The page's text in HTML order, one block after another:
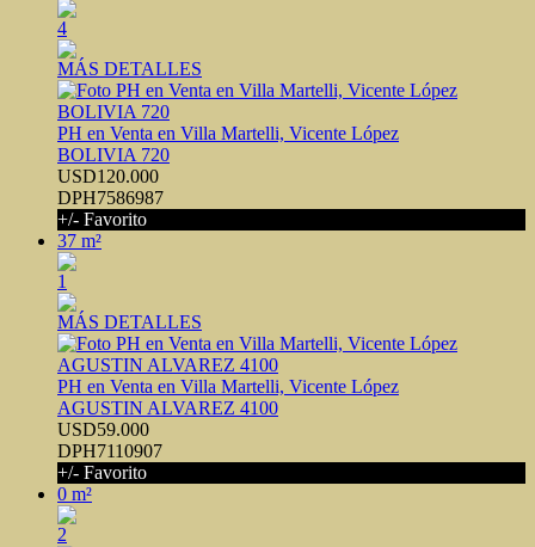
4
MÁS DETALLES
PH en Venta en Villa Martelli, Vicente López
BOLIVIA 720
USD120.000
DPH7586987
+/- Favorito
37 m²
1
MÁS DETALLES
PH en Venta en Villa Martelli, Vicente López
AGUSTIN ALVAREZ 4100
USD59.000
DPH7110907
+/- Favorito
0 m²
2